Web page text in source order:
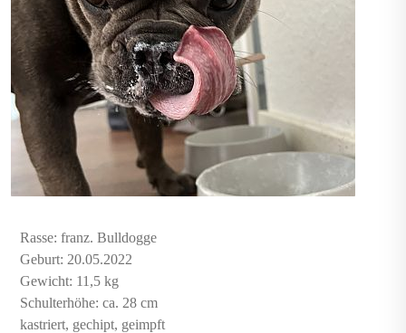
Rasse: franz. Bulldogge
Geburt: 20.05.2022
Gewicht: 11,5 kg
Schulterhöhe: ca. 28 cm
kastriert, gechipt, geimpft